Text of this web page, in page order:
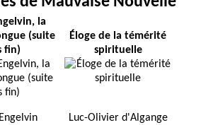
la
(suite
fin)
Éloge de la témérité
spirituelle
Luc-Olivier d'Algange